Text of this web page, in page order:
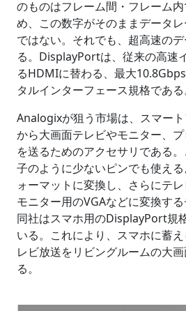
のものはフレーム間・フレーム
め、この数字がそのままデータ
ではない。それでも、超高速の
る。DisplayPortは、従来の高速
るHDMIに替わる、最大
タルインターフェース規格である
Analogixが狙う市場は、スマー
から大画面テレビやモニター、
を送るためのアクセサリである
子のように少ないピンでも使え
ォーマットに変換し、さらにテレ
モニター用のVGAなどに変換する
同社はスマホ用のDisplayPort規
いる。これにより、スマホに蓄
レビ放送をリビングルームの大
る。